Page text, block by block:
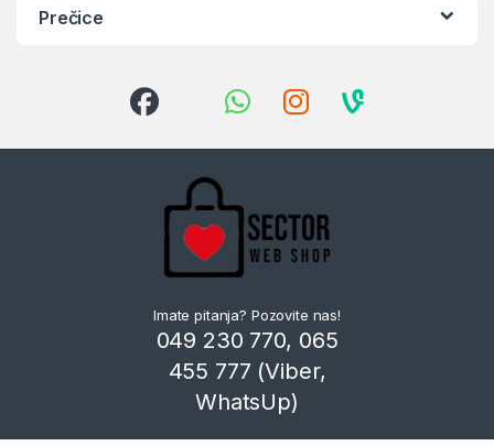
Prečice
Imate pitanja? Pozovite nas!
049 230 770, 065
455 777 (Viber,
WhatsUp)